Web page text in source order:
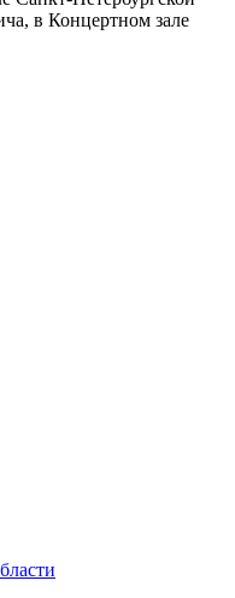
в Концертном зале